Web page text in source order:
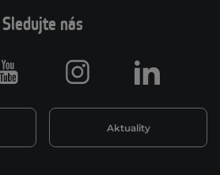
Sledujte nás
Aktuality
Youtube Instagram LinkedIn